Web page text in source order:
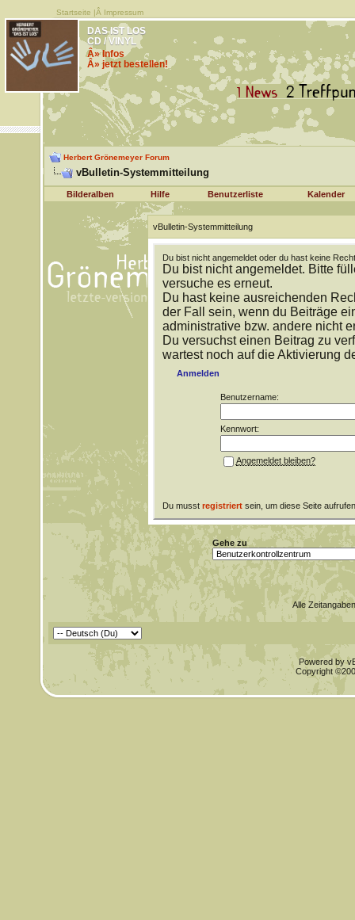
Startseite |Â Impressum
DAS IST LOS
CD / VINYL
Â» Infos
Â» jetzt bestellen!
Herbert Grönemeyer Forum
vBulletin-Systemmitteilung
Bilderalben Hilfe Benutzerliste Kalender
vBulletin-Systemmitteilung
Du bist nicht angemeldet oder du hast keine
Du bist nicht angemeldet. Bitte
versuche es erneut.
Du hast keine ausreichenden
der Fall sein, wenn du Beiträge
administrative bzw. andere nicht
Du versuchst einen Beitrag zu
wartest noch auf die Aktivierung
Anmelden
Benutzername:
Kennwort:
Angemeldet bleiben?
Du musst registriertsein, um diese Seite
Gehe zu
Alle
Powered by
Copyright